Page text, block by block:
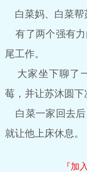
白菜妈、白菜帮
有了两个强有力
尾工作。
大家坐下聊了
莓，并让苏沐圆下
白菜一家回去后
就让他上床休息。
『加